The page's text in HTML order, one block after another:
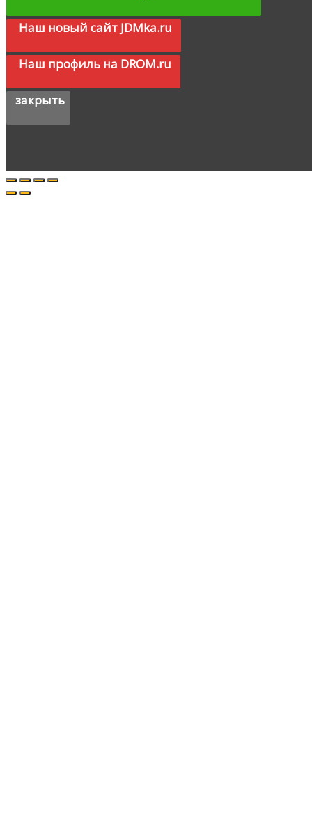
Наш новый сайт JDMka.ru
Наш профиль на DROM.ru
закрыть